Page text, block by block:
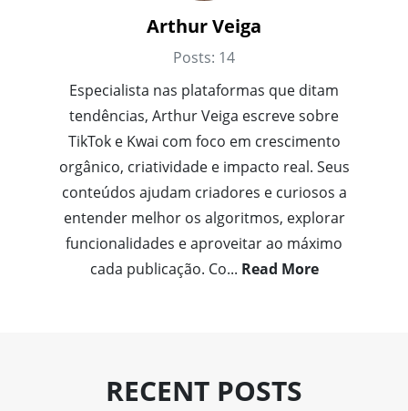
Arthur Veiga
Posts: 14
Especialista nas plataformas que ditam
tendências, Arthur Veiga escreve sobre
TikTok e Kwai com foco em crescimento
orgânico, criatividade e impacto real. Seus
conteúdos ajudam criadores e curiosos a
entender melhor os algoritmos, explorar
funcionalidades e aproveitar ao máximo
cada publicação. Co... Read More
RECENT POSTS